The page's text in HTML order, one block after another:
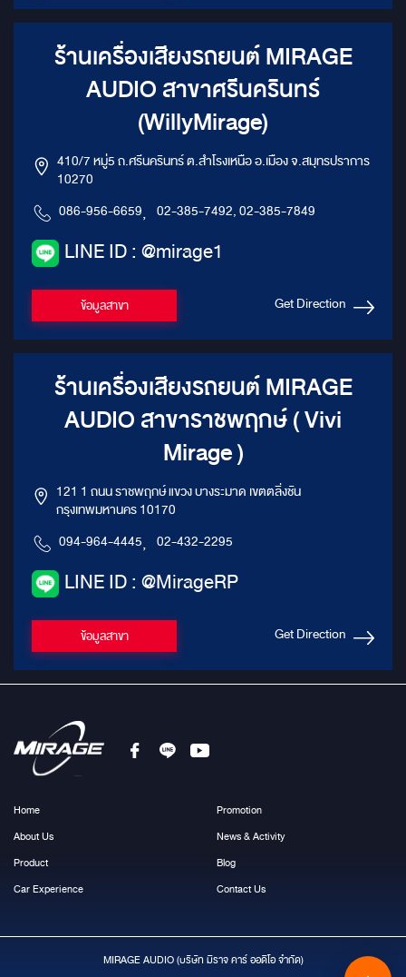
ร้านเครื่องเสียงรถยนต์ MIRAGE
AUDIO สาขาศรีนครินทร์
(WillyMirage)
410/7 หมู่5 ถ.ศรีนครินทร์ ต.สำโรงเหนือ อ.เมือง จ.สมุทรปราการ
10270
086-956-6659, 02-385-7492, 02-385-7849
LINE ID : @mirage1
ข้อมูลสาขา Get Direction
ร้านเครื่องเสียงรถยนต์ MIRAGE
AUDIO สาขาราชพฤกษ์ ( Vivi
Mirage )
121 1 ถนน ราชพฤกษ์ แขวง บางระมาด เขตตลิ่งชัน
กรุงเทพมหานคร 10170
094-964-4445, 02-432-2295
LINE ID : @MirageRP
ข้อมูลสาขา Get Direction
Home
About Us
Product
Car Experience
Promotion
News & Activity
Blog
Contact Us
MIRAGE AUDIO (บริษัท มีราจ คาร์ ออดิโอ จำกัด)